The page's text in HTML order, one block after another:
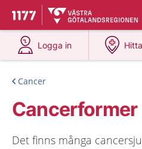
Till startsidan för 1177
Du har valt region
Logga in
på 1177.se
Cancer
Cancerformer
Det finns många